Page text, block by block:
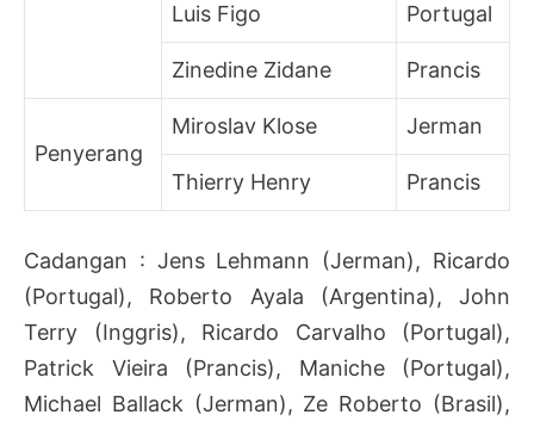
Luis Figo Portugal
Zinedine Zidane Prancis
Penyerang
Miroslav Klose Jerman
Thierry Henry Prancis
Cadangan : Jens Lehmann (Jerman), Ricardo
(Portugal), Roberto Ayala (Argentina), John
Terry (Inggris), Ricardo Carvalho (Portugal),
Patrick Vieira (Prancis), Maniche (Portugal),
Michael Ballack (Jerman), Ze Roberto (Brasil),